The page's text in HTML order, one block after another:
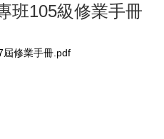
班105級修業手冊
屆修業手冊.pdf